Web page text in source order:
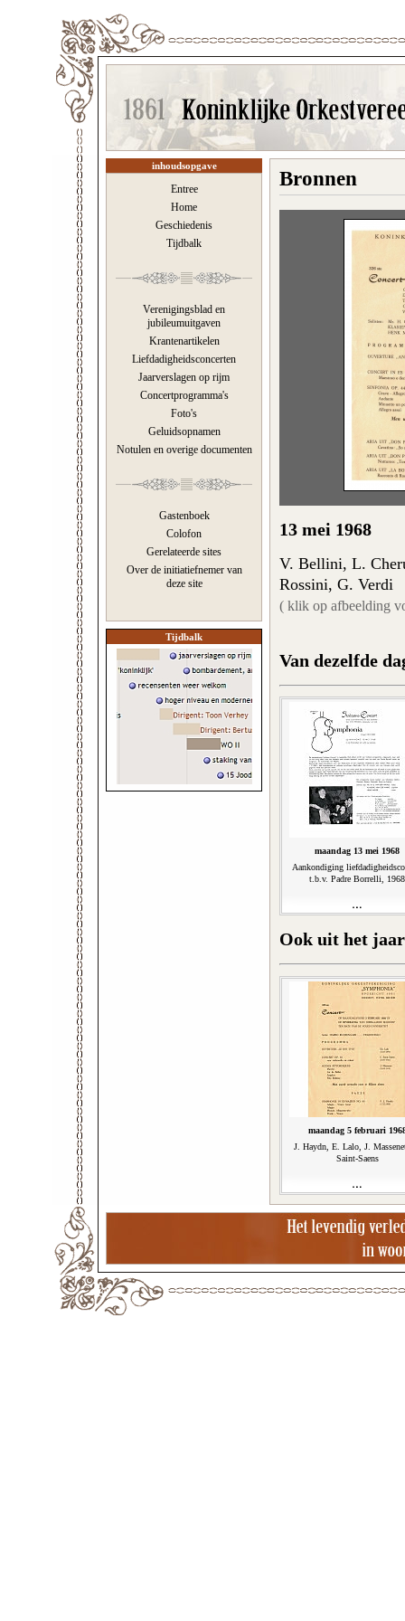
inhoudsopgave
Entree
Home
Geschiedenis
Tijdbalk
Verenigingsblad en
jubileumuitgaven
Krantenartikelen
Liefdadigheidsconcerten
Jaarverslagen op rijm
Concertprogramma's
Foto's
Geluidsopnamen
Notulen en overige documenten
Gastenboek
Colofon
Gerelateerde sites
Over de initiatiefnemer van
deze site
Tijdbalk
Bronnen
13 mei 1968
V. Bellini, L.
Rossini, G. Verdi
( klik op afbeelding
Van dezelfde
maandag 13 mei 1968
Aankondiging
t.b.v. Padre Borrelli, 1968
Ook uit het
maandag 5 februari
J. Haydn, E. Lalo, J.
Saint-Saens